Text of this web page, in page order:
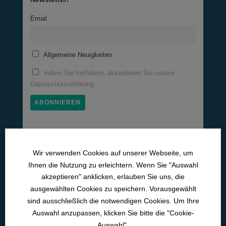
KURS FORTSCHRITT
0% VOLLSTÄNDIG
0% VOLLSTÄNDIG
ArGe-BK <br> Recht
KURS FORTSCHRITT
0% VOLLSTÄNDIG
KURS FORTSCHRITT
0% VOLLSTÄNDIG 0/0 Schritte
KURS FORTSCHRITT
0% VOLLSTÄNDIG 0/0 Schritte
ArGe-BK <br> Telemedizin
Email
Allgemeine Neuigkeiten
Indem Sie fortfahren, akzeptieren Sie unsere
Datenschutzerklärung.
Medizinische Lernwelten
Neurologie
Kardiologie
Wir verwenden Cookies auf unserer Webseite, um
Ihnen die Nutzung zu erleichtern. Wenn Sie "Auswahl
akzeptieren" anklicken, erlauben Sie uns, die
ausgewählten Cookies zu speichern. Vorausgewählt
sind ausschließlich die notwendigen Cookies. Um Ihre
Auswahl anzupassen, klicken Sie bitte die "Cookie-